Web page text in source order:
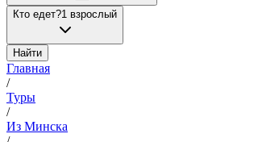
Кто едет?1 взрослый
Найти
Главная
/
Туры
/
Из Минска